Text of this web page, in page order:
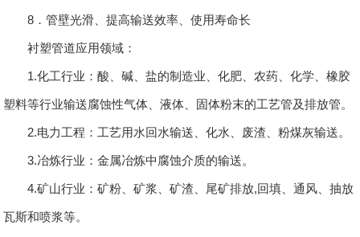
8．管壁光滑、提高输送效率、使用寿命长
衬塑管道应用领域：
1.化工行业：酸、碱、盐的制造业、化肥、农药、化学、橡胶
塑料等行业输送腐蚀性气体、液体、固体粉末的工艺管及排放管。
2.电力工程：工艺用水回水输送、化水、废渣、粉煤灰输送。
3.冶炼行业：金属冶炼中腐蚀介质的输送。
4.矿山行业：矿粉、矿浆、矿渣、尾矿排放,回填、通风、抽放
瓦斯和喷浆等。